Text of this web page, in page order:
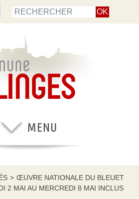
> ŒUVRE NATIONALE DU BLEUET
2 MAI AU MERCREDI 8 MAI INCLUS